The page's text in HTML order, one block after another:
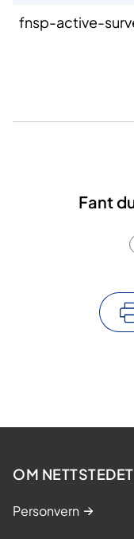
fnsp-active-
Fant
OM NETTSTEDET
Personvern